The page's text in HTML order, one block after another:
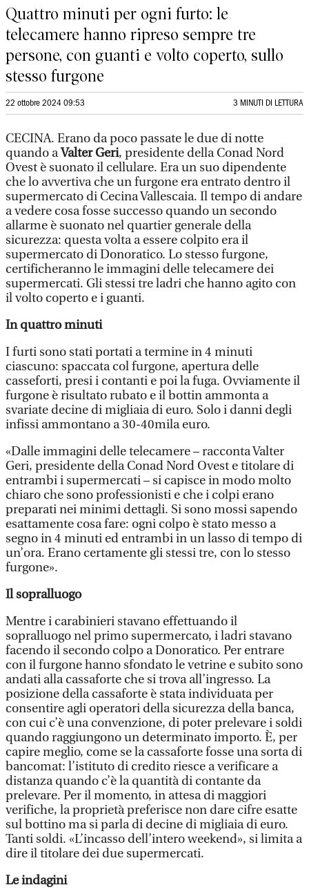
Quattro minuti per ogni furto: le
telecamere hanno ripreso sempre tre
persone, con guanti e volto coperto, sullo
stesso furgone
22 ottobre 2024 09:53 3 MINUTI DI LETTURA
CECINA. Erano da poco passate le due di notte
quando aValter Geri, presidente della Conad Nord
Ovest è suonato il cellulare. Era un suo dipendente
che lo avvertiva che un furgone era entrato dentro il
supermercato di Cecina Vallescaia. Il tempo di andare
a vedere cosa fosse successo quando un secondo
allarme è suonato nel quartier generale della
sicurezza: questa volta a essere colpito era il
supermercato di Donoratico. Lo stesso furgone,
certificheranno le immagini delle telecamere dei
supermercati. Gli stessi tre ladri che hanno agito con
il volto coperto e i guanti.
In quattro minuti
I furti sono stati portati a termine in 4 minuti
ciascuno: spaccata col furgone, apertura delle
casseforti, presi i contanti e poi la fuga. Ovviamente il
furgone è risultato rubato e il bottin ammonta a
svariate decine di migliaia di euro. Solo i danni degli
infissi ammontano a 30-40mila euro.
«Dalle immagini delle telecamere – racconta Valter
Geri, presidente della Conad Nord Ovest e titolare di
entrambi i supermercati – si capisce in modo molto
chiaro che sono professionisti e che i colpi erano
preparati nei minimi dettagli. Si sono mossi sapendo
esattamente cosa fare: ogni colpo è stato messo a
segno in 4 minuti ed entrambi in un lasso di tempo di
un’ora. Erano certamente gli stessi tre, con lo stesso
furgone».
Il sopralluogo
Mentre i carabinieri stavano effettuando il
sopralluogo nel primo supermercato, i ladri stavano
facendo il secondo colpo a Donoratico. Per entrare
con il furgone hanno sfondato le vetrine e subito sono
andati alla cassaforte che si trova all’ingresso. La
posizione della cassaforte è stata individuata per
consentire agli operatori della sicurezza della banca,
con cui c’è una convenzione, di poter prelevare i soldi
quando raggiungono un determinato importo. È, per
capire meglio, come se la cassaforte fosse una sorta di
bancomat: l’istituto di credito riesce a verificare a
distanza quando c’è la quantità di contante da
prelevare. Per il momento, in attesa di maggiori
verifiche, la proprietà preferisce non dare cifre esatte
sul bottino ma si parla di decine di migliaia di euro.
Tanti soldi. «L’incasso dell’intero weekend», si limita a
dire il titolare dei due supermercati.
Le indagini